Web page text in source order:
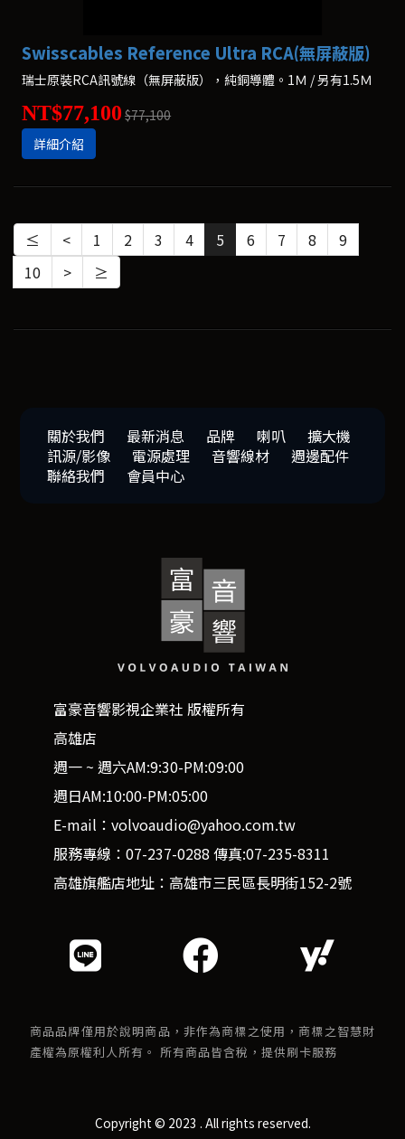
Swisscables Reference Ultra RCA(無屏蔽版)
瑞士原裝RCA訊號線（無屏蔽版），純銅導體。1Ｍ / 另有1.5Ｍ
NT$77,100 $77,100
詳細介紹
≤ < 1 2 3 4 5 6 7 8
9
10
> ≥
關於我們 最新消息 品牌 喇叭
擴大機
訊源/影像
電源處理 音響線材
週邊配件
聯絡我們
會員中心
富豪音響影視企業社 版權所有
高雄店
週一 ~ 週六AM:9:30-PM:09:00
週日AM:10:00-PM:05:00
E-mail：volvoaudio@yahoo.com.tw
服務專線：07-237-0288 傳真:07-235-8311
高雄旗艦店地址：高雄市三民區長明街152-2號
商品品牌僅用於說明商品，非作為商標之使用，商標之智慧財
產權為原權利人所有。 所有商品皆含稅，提供刷卡服務
Copyright © 2023 . All rights reserved.